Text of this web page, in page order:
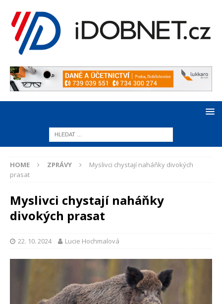
HOME ZPRÁVY
Myslivci chystají naháňky divokých
prasat
Myslivci chystají naháňky
divokých prasat
22. 10. 2024 Lucie Hochmalová